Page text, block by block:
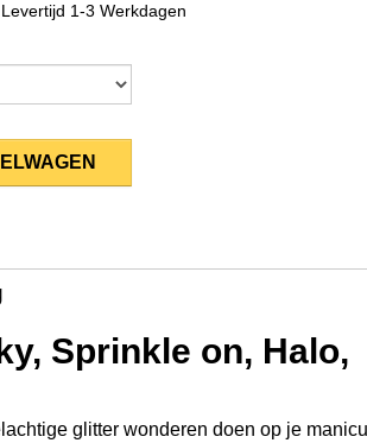
1-3 Werkdagen
0,06 Kg
Sprinkle on, Halo,
glitter wonderen doen op je